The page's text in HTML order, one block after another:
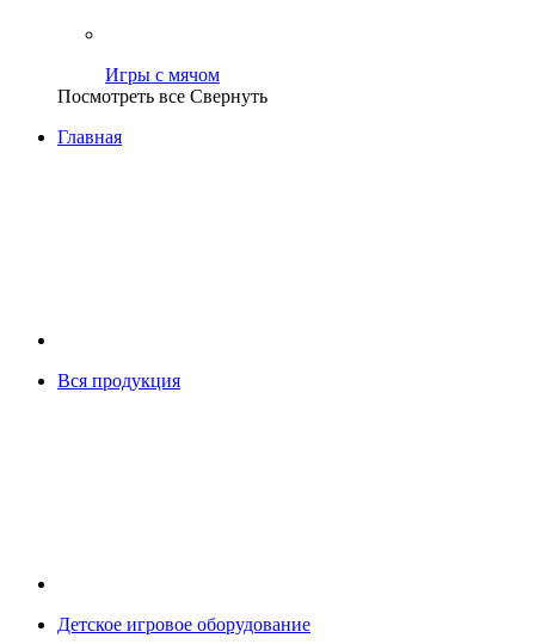
Игры с мячом
Посмотреть все Свернуть
Главная
Вся продукция
Детское игровое оборудование